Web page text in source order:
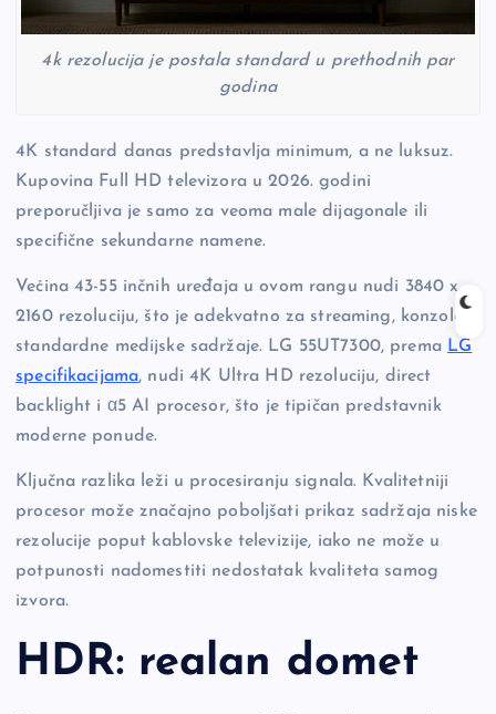
4k rezolucija je postala standard u prethodnih par
godina
4K standard danas predstavlja minimum, a ne luksuz.
Kupovina Full HD televizora u 2026. godini
preporučljiva je samo za veoma male dijagonale ili
specifične sekundarne namene.
Većina 43-55 inčnih uređaja u ovom rangu nudi 3840 x
2160 rezoluciju, što je adekvatno za streaming, konzole i
standardne medijske sadržaje. LG 55UT7300, prema LG
specifikacijama, nudi 4K Ultra HD rezoluciju, direct
backlight i α5 AI procesor, što je tipičan predstavnik
moderne ponude.
Ključna razlika leži u procesiranju signala. Kvalitetniji
procesor može značajno poboljšati prikaz sadržaja niske
rezolucije poput kablovske televizije, iako ne može u
potpunosti nadomestiti nedostatak kvaliteta samog
izvora.
HDR: realan domet